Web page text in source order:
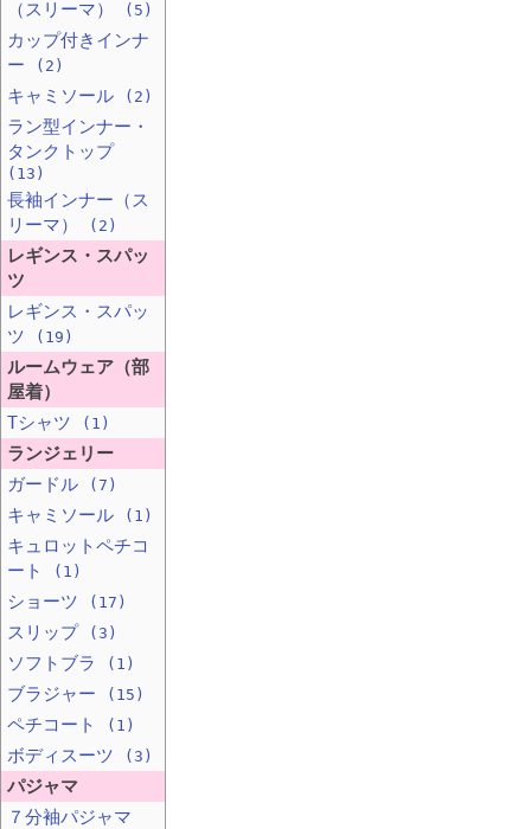
（スリーマ）
(5)
カップ付きインナ
ー
(2)
キャミソール (2)
ラン型インナー・
タンクトップ
(13)
長袖インナー（ス
リーマ）
(2)
レギンス・スパッ
ツ
レギンス・スパッ
ツ
(19)
ルームウェア（部
屋着）
Tシャツ
(1)
ランジェリー
ガードル
(7)
キャミソール (1)
キュロットペチコ
ート
(1)
ショーツ (17)
スリップ (3)
ソフトブラ (1)
ブラジャー (15)
ペチコート (1)
ボディスーツ (3)
パジャマ
７分袖パジャマ